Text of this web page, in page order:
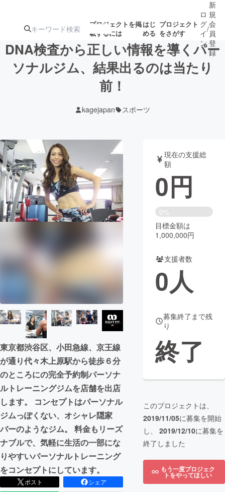
プロジェクトを掲
載するには
はじ
める
プロジェクト
をさがす
注目の新着プロ
テクノロジー・ガジェット
映像・映画 書籍・雑誌
ビジネス・起業 チャレンジ
まちづくり・地域活性化
CAMPFIRE Creation
CAMPFIREふるさと納税
コミュニティ
ロ
グ
イ
ン
/
新
規
会
員
登
録
DNA検査から正しい情報を導くパー
ソナルジム、結果出るのは当たり
前！
kagejapan スポーツ
東京都渋谷区、小田急線、京王線
が通り代々木上原駅から徒歩６分
のところにの完全予約制パーソナ
ルトレーニングジムを店舗を出店
します。 コンセプトはパーソナル
ジムっぽくない、オシャレ隠家
バーのようなジム。 料金もリーズ
ナブルで、気軽に生活の一部にな
りやすいパーソナルトレーニング
をコンセプトにしています。
ポスト
シェア
現在の支援総
額
0円
0%
目標金額は
1,000,000円
支援者数
0人
募集終了まで残
り
終了
このプロジェクトは、
2019/11/05に募集を開始
し、 2019/12/10に募集を
終了しました
もう一度プロジェク
トをやってほしい